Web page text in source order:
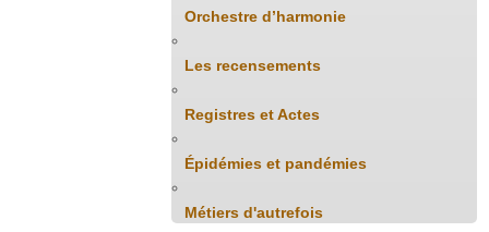
Orchestre d’harmonie
Les recensements
Registres et Actes
Épidémies et pandémies
Métiers d'autrefois